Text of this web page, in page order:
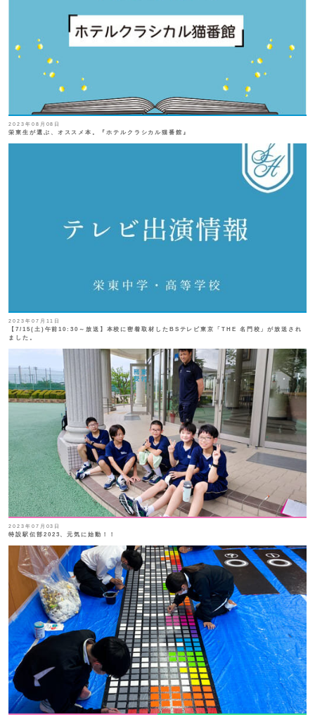
2023年08月08日
栄東生が選ぶ、オススメ本。『ホテルクラシカル猫番館』
2023年07月11日
【7/15(土)午前10:30～放送】本校に密着取材したBSテレビ東京「THE 名門校」が放送され
ました。
2023年07月03日
特設駅伝部2023、元気に始動！！